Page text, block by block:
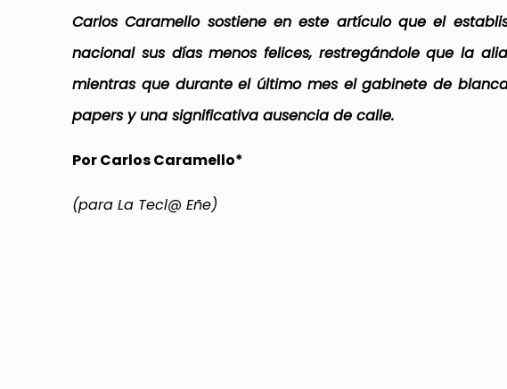
Carlos Caramello sostiene en este artículo que el
nacional sus días menos felices, restregándole que la
mientras que durante el último mes el gabinete de
papers y una significativa ausencia de calle.
Por Carlos Caramello*
(para La Tecl@ Eñe)